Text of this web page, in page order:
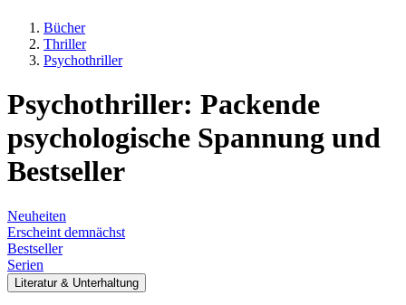
Bücher
Thriller
Psychothriller
Psychothriller: Packende
psychologische Spannung und
Bestseller
Neuheiten
Erscheint demnächst
Bestseller
Serien
Literatur & Unterhaltung